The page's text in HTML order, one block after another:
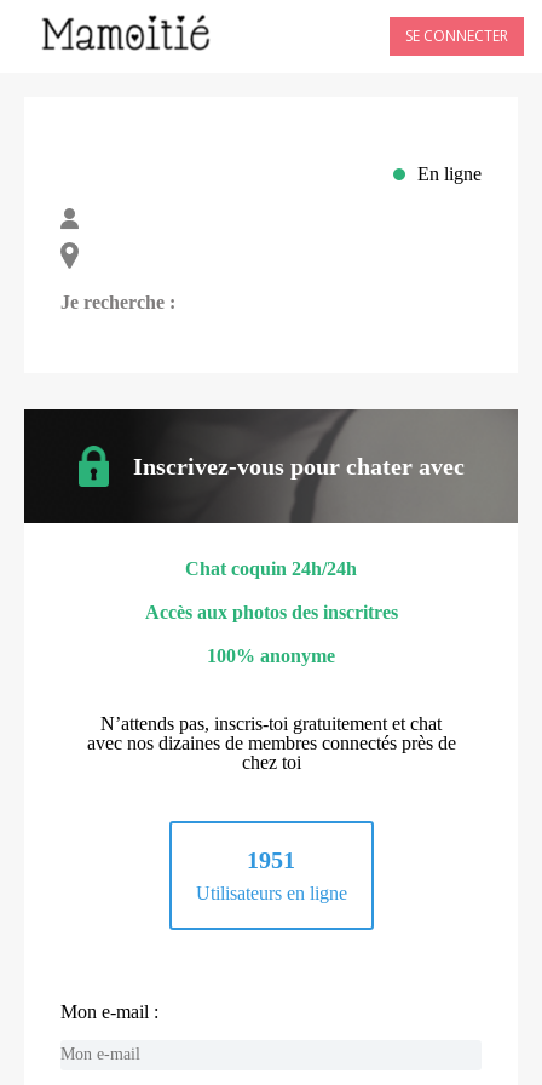
SE CONNECTER
En ligne
Je recherche :
Inscrivez-vous pour chater avec
Chat coquin 24h/24h
Accès aux photos des inscritres
100% anonyme
N’attends pas, inscris-toi gratuitement et chat
avec nos dizaines de membres connectés près de
chez toi
1951
Utilisateurs en ligne
Mon e-mail :